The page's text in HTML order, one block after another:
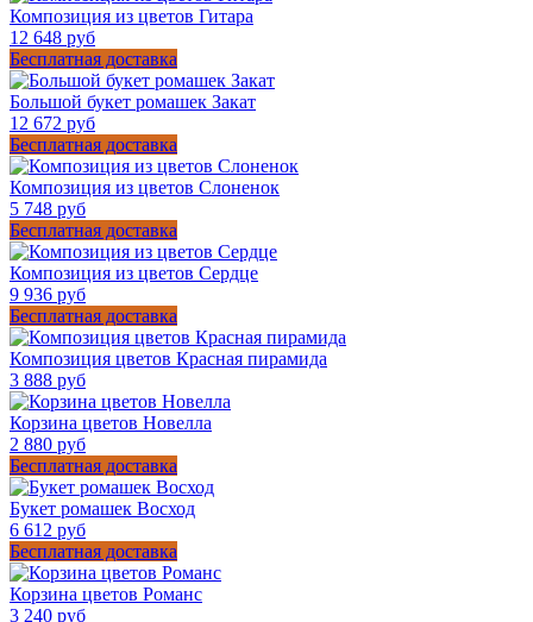
Композиция из цветов Гитара
12 648 руб
Бесплатная доставка
Большой букет ромашек Закат
12 672 руб
Бесплатная доставка
Композиция из цветов Слоненок
5 748 руб
Бесплатная доставка
Композиция из цветов Сердце
9 936 руб
Бесплатная доставка
Композиция цветов Красная пирамида
3 888 руб
Корзина цветов Новелла
2 880 руб
Бесплатная доставка
Букет ромашек Восход
6 612 руб
Бесплатная доставка
Корзина цветов Романс
3 240 руб